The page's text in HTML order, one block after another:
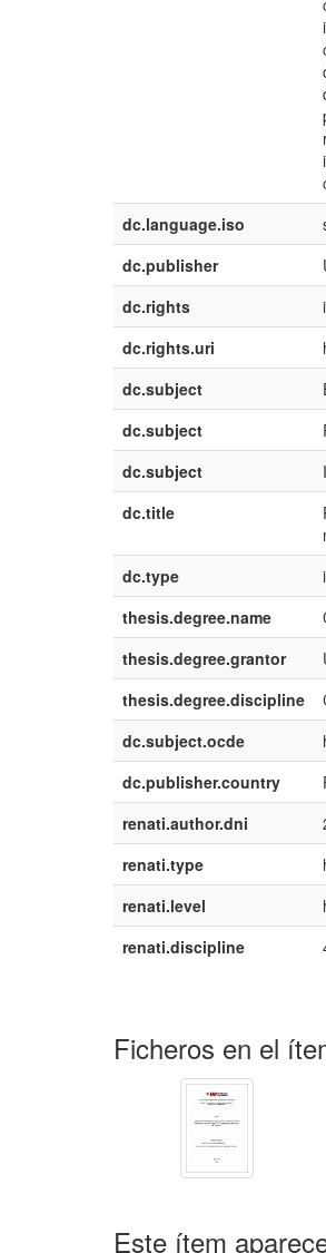
dc.language.iso
dc.publisher
dc.rights
dc.rights.uri
dc.subject
dc.subject
dc.subject
dc.title
dc.type
thesis.degree.name
thesis.degree.grantor
thesis.degree.discipline
dc.subject.ocde
dc.publisher.country
renati.author.dni
renati.type
renati.level
renati.discipline
Ficheros en el
Este ítem